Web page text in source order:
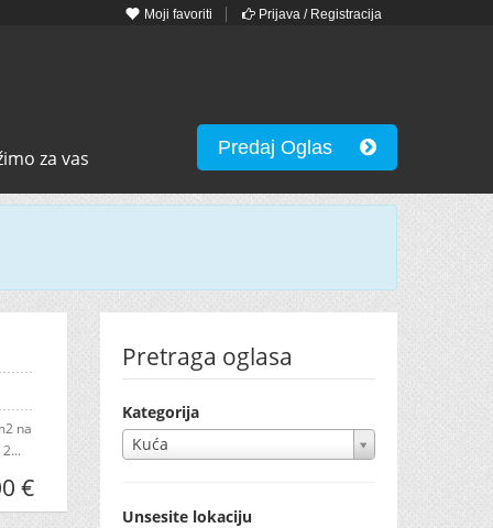
Moji favoriti Prijava / Registracija
za vas Predaj Oglas
na
€
Pretraga oglasa
Kategorija
Kuća
Unsesite lokaciju